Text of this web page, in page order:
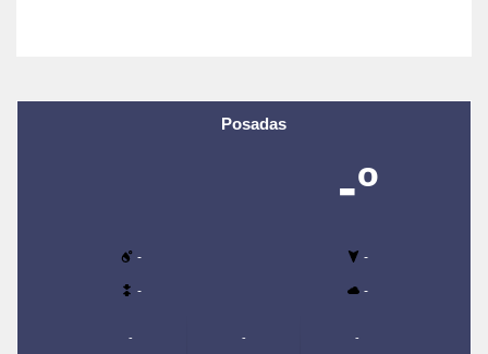
Posadas
-º
- -
- -
- - -